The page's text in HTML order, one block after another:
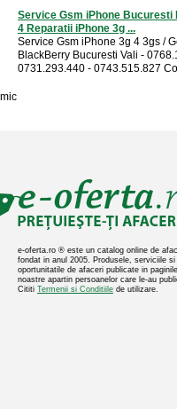
Service Gsm iPhone Bucuresti
4 Reparatii iPhone 3g ...
Service Gsm iPhone 3g 4 3gs /
BlackBerry Bucuresti Vali -
0731.293.440 - 0743.515.827
mic
e-oferta.ro ® este un catalog online de
fondat in anul 2005. Produsele, serviciile si
oportunitatile de afaceri publicate in paginile
noastre apartin persoanelor care le-au
Cititi Termenii si Conditiile de utilizare.